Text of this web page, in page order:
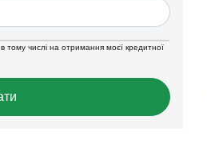
числі на отримання моєї кредитної